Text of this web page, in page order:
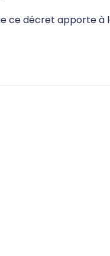
ce décret apporte à